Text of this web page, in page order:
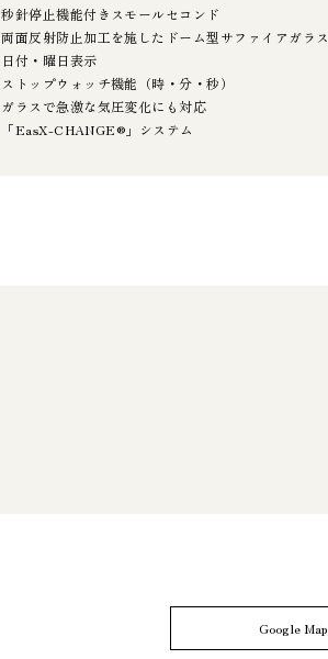
秒針停止機能付きスモールセコンド
両面反射防止加工を施したドーム型サファイアガラス
日付・曜日表示
ストップウォッチ機能（時・分・秒）
ガラスで急激な気圧変化にも対応
「EasX-CHANGE®」システム
Google Map